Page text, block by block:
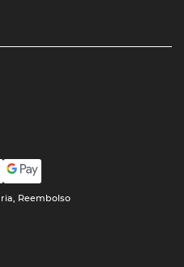
Reembolso